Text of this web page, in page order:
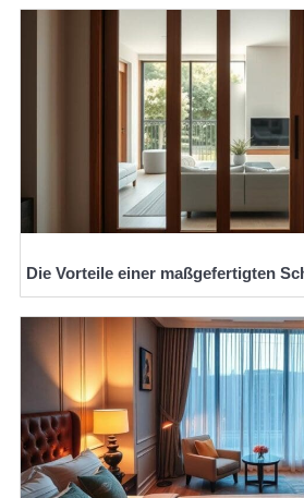
Die Vorteile einer maßgefertigten